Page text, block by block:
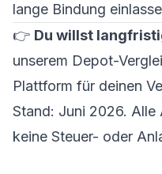
lange Bindung
👉 Du willst
unserem Depot-
Plattform für deinen
Stand: Juni 2026. Alle
keine Steuer- oder